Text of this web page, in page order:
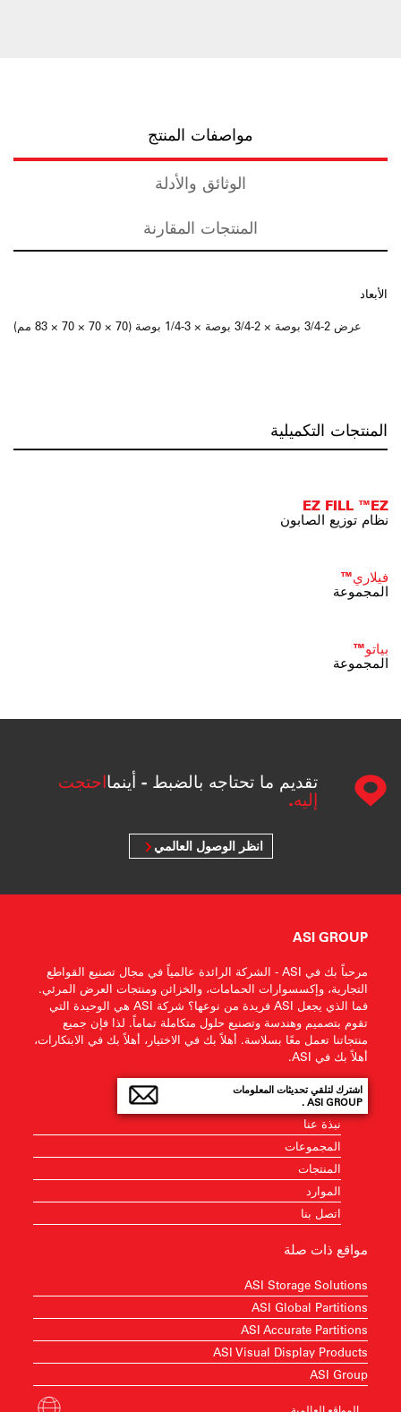
مواصفات المنتج
الوثائق والأدلة
المنتجات المقارنة
الأبعاد
عرض 2-3/4 بوصة × 2-3/4 بوصة × 3-1/4 بوصة (70 × 70 × 70 × 83 مم)
المنتجات التكميلية
EZ FILL ™EZ
نظام توزيع الصابون
فيلاري™
المجموعة
بياتو™
المجموعة
تقديم ما تحتاجه بالضبط - أينمااحتجت
إليه.
انظر الوصول العالمي
ASI GROUP
مرحباً بك في ASI - الشركة الرائدة عالمياً في مجال تصنيع القواطع
التجارية، وإكسسوارات الحمامات، والخزائن ومنتجات العرض المرئي.
فما الذي يجعل ASI فريدة من نوعها؟ شركة ASI هي الوحيدة التي
تقوم بتصميم وهندسة وتصنيع حلول متكاملة تماماً. لذا فإن جميع
منتجاتنا تعمل معًا بسلاسة. أهلاً بك في الاختيار، أهلاً بك في الابتكارات،
أهلاً بك في ASI.
اشترك لتلقي تحديثات المعلومات
ASI GROUP .
نبذة عنا
المجموعات
المنتجات
الموارد
اتصل بنا
مواقع ذات صلة
ASI Storage Solutions
ASI Global Partitions
ASI Accurate Partitions
ASI Visual Display Products
ASI Group